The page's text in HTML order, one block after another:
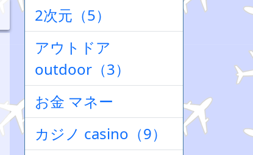
2次元（5）
アウトドア
outdoor（3）
お金 マネー
カジノ casino（9）